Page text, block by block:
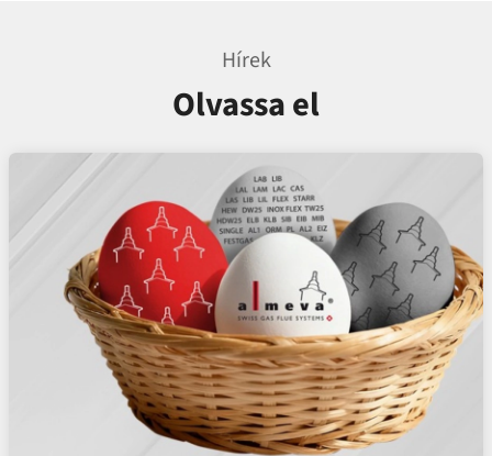
Hírek
Olvassa el